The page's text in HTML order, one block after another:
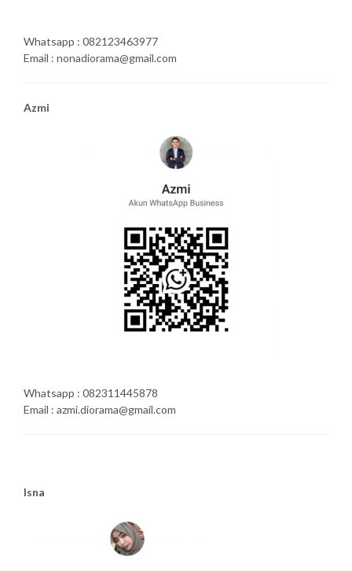
Whatsapp : 082123463977
Email : nonadiorama@gmail.com
Azmi
Whatsapp : 082311445878
Email : azmi.diorama@gmail.com
Isna